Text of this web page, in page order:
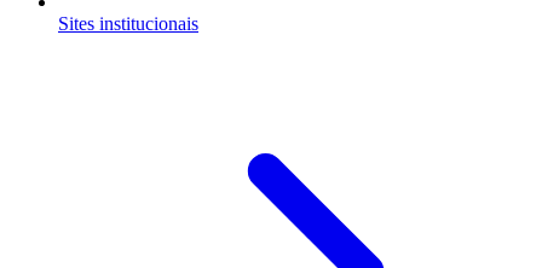
Sites institucionais